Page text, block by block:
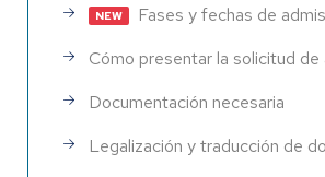
Fases y fechas de
Cómo presentar la solicitud de
Documentación necesaria
Legalización y traducción de